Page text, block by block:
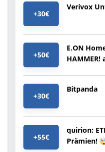
+30€
Verivox
+50€
E.ON
HAMMER!
+30€
Bitpanda
+55€
quirion:
Prämien!